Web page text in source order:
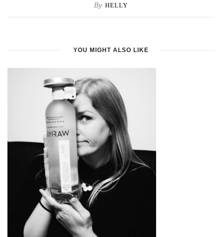
By HELLY
YOU MIGHT ALSO LIKE